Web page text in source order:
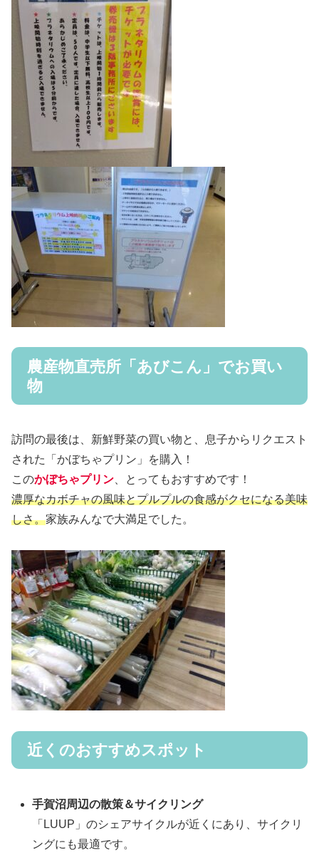
農産物直売所「あびこん」でお買い
物
訪問の最後は、新鮮野菜の買い物と、息子からリクエスト
された「かぼちゃプリン」を購入！
このかぼちゃプリン、とってもおすすめです！
濃厚なカボチャの風味とプルプルの食感がクセになる美味
しさ。家族みんなで大満足でした。
近くのおすすめスポット
手賀沼周辺の散策＆サイクリング
「LUUP」のシェアサイクルが近くにあり、サイクリ
ングにも最適です。